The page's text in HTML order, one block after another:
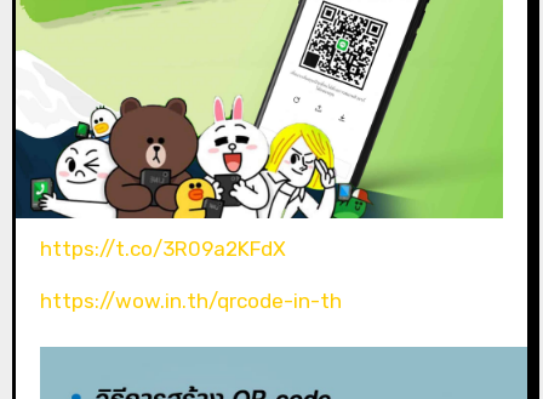
https://t.co/3R09a2KFdX
https://wow.in.th/qrcode-in-th